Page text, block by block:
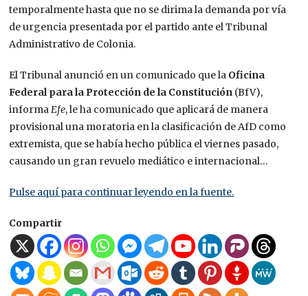
temporalmente hasta que no se dirima la demanda por vía
de urgencia presentada por el partido ante el Tribunal
Administrativo de Colonia.
El Tribunal anunció en un comunicado que la Oficina
Federal para la Protección de la Constitución (BfV),
informaEfe, le ha comunicado que aplicará de manera
provisional una moratoria en la clasificación de AfD como
extremista, que se había hecho pública el viernes pasado,
causando un gran revuelo mediático e internacional…
Pulse aquí para continuar leyendo en la fuente.
Compartir